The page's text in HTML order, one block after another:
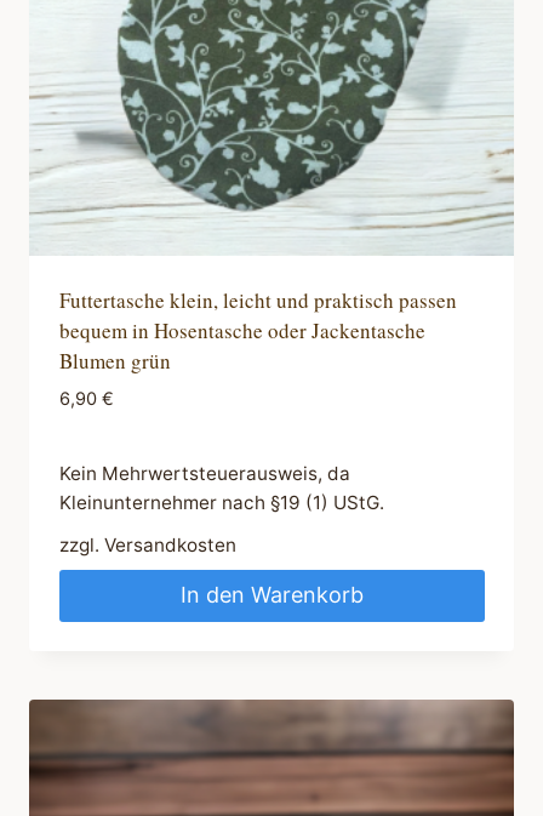
Futtertasche klein, leicht und praktisch passen
bequem in Hosentasche oder Jackentasche
Blumen grün
6,90 €
Kein Mehrwertsteuerausweis, da
Kleinunternehmer nach §19 (1) UStG.
zzgl. Versandkosten
In den Warenkorb